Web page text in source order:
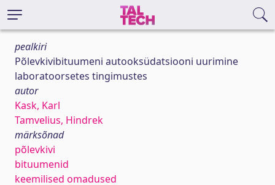
pealkiri
Põlevkivibituumeni autooksüdatsiooni uurimine
laboratoorsetes tingimustes
autor
Kask, Karl
Tamvelius, Hindrek
märksõnad
põlevkivi
bituumenid
keemilised omadused